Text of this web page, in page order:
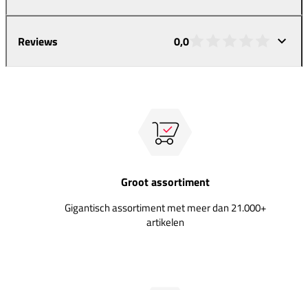
Reviews 0,0
Groot assortiment
Gigantisch assortiment met meer dan 21.000+
artikelen